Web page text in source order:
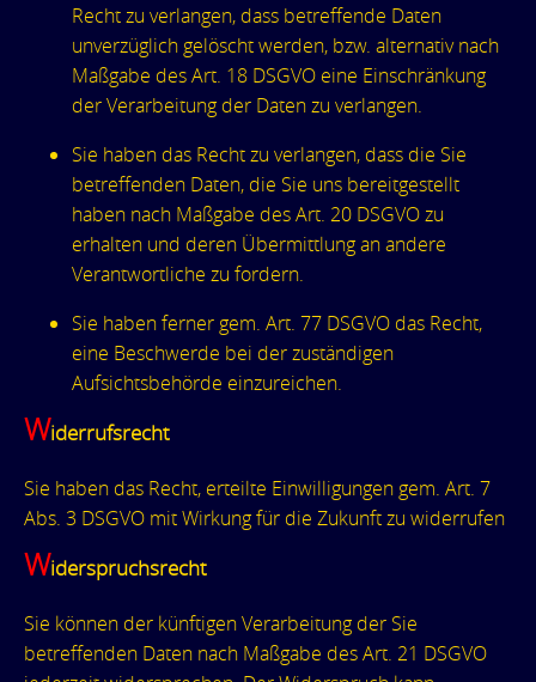
Recht zu verlangen, dass betreffende Daten
unverzüglich gelöscht werden, bzw. alternativ nach
Maßgabe des Art. 18 DSGVO eine Einschränkung
der Verarbeitung der Daten zu verlangen.
Sie haben das Recht zu verlangen, dass die Sie
betreffenden Daten, die Sie uns bereitgestellt
haben nach Maßgabe des Art. 20 DSGVO zu
erhalten und deren Übermittlung an andere
Verantwortliche zu fordern.
Sie haben ferner gem. Art. 77 DSGVO das Recht,
eine Beschwerde bei der zuständigen
Aufsichtsbehörde einzureichen.
Widerrufsrecht
Sie haben das Recht, erteilte Einwilligungen gem. Art. 7
Abs. 3 DSGVO mit Wirkung für die Zukunft zu widerrufen
Widerspruchsrecht
Sie können der künftigen Verarbeitung der Sie
betreffenden Daten nach Maßgabe des Art. 21 DSGVO